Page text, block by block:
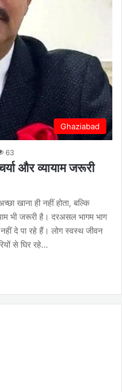
Ghaziabad
63
और व्यायाम जरूरी
खाना ही नहीं होता, बल्कि
भी जरूरी है। दरअसल भागम भाग
दे पा रहे हैं। लोग स्वस्थ जीवन
से घिर रहे…